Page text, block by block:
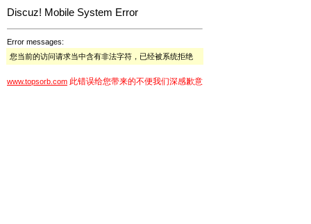
Discuz! Mobile System Error
Error messages:
您当前的访问请求当中含有非法字符，已经被系统拒绝
www.topsorb.com 此错误给您带来的不便我们深感歉意